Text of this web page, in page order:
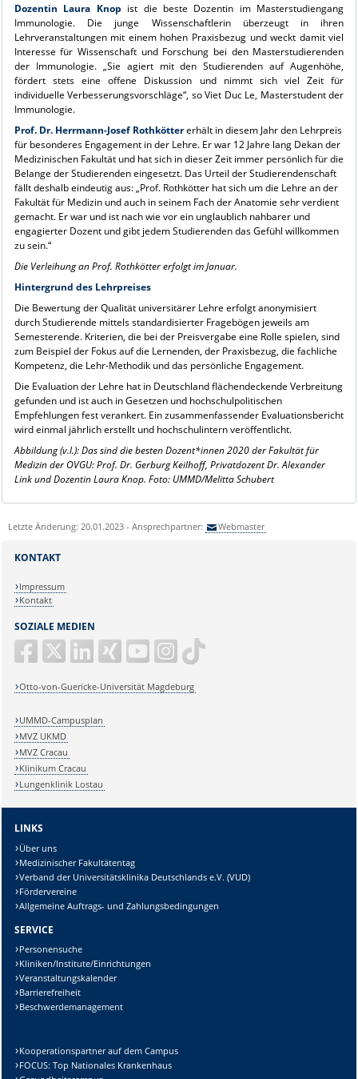
Dozentin Laura Knop ist die beste Dozentin im Masterstudiengang
Immunologie. Die junge Wissenschaftlerin überzeugt in ihren
Lehrveranstaltungen mit einem hohen Praxisbezug und weckt damit viel
Interesse für Wissenschaft und Forschung bei den Masterstudierenden
der Immunologie. „Sie agiert mit den Studierenden auf Augenhöhe,
fördert stets eine offene Diskussion und nimmt sich viel Zeit für
individuelle Verbesserungsvorschläge“, so Viet Duc Le, Masterstudent der
Immunologie.
Prof. Dr. Herrmann-Josef Rothköttererhält in diesem Jahr den Lehrpreis
für besonderes Engagement in der Lehre. Er war 12 Jahre lang Dekan der
Medizinischen Fakultät und hat sich in dieser Zeit immer persönlich für die
Belange der Studierenden eingesetzt. Das Urteil der Studierendenschaft
fällt deshalb eindeutig aus: „Prof. Rothkötter hat sich um die Lehre an der
Fakultät für Medizin und auch in seinem Fach der Anatomie sehr verdient
gemacht. Er war und ist nach wie vor ein unglaublich nahbarer und
engagierter Dozent und gibt jedem Studierenden das Gefühl willkommen
zu sein.“
Die Verleihung an Prof. Rothkötter erfolgt im Januar.
Hintergrund des Lehrpreises
Die Bewertung der Qualität universitärer Lehre erfolgt anonymisiert
durch Studierende mittels standardisierter Fragebögen jeweils am
Semesterende. Kriterien, die bei der Preisvergabe eine Rolle spielen, sind
zum Beispiel der Fokus auf die Lernenden, der Praxisbezug, die fachliche
Kompetenz, die Lehr-Methodik und das persönliche Engagement.
Die Evaluation der Lehre hat in Deutschland flächendeckende Verbreitung
gefunden und ist auch in Gesetzen und hochschulpolitischen
Empfehlungen fest verankert. Ein zusammenfassender Evaluationsbericht
wird einmal jährlich erstellt und hochschulintern veröffentlicht.
Abbildung (v.l.): Das sind die besten Dozent*innen 2020 der Fakultät für
Medizin der OVGU: Prof. Dr. Gerburg Keilhoff, Privatdozent Dr. Alexander
Link und Dozentin Laura Knop. Foto: UMMD/Melitta Schubert
Letzte Änderung: 20.01.2023 - Ansprechpartner: Webmaster
SOZIALE MEDIEN
Otto-von-Guericke-Universität Magdeburg
KONTAKT
Impressum
Kontakt
UMMD-Campusplan
MVZ UKMD
MVZ Cracau
Klinikum Cracau
Lungenklinik Lostau
LINKS
Über uns
Medizinischer Fakultätentag
Verband der Universitätsklinika Deutschlands e.V. (VUD)
Fördervereine
Allgemeine Auftrags- und Zahlungsbedingungen
SERVICE
Personensuche
Kliniken/Institute/Einrichtungen
Veranstaltungskalender
Barrierefreiheit
Beschwerdemanagement
Kooperationspartner auf dem Campus
FOCUS: Top Nationales Krankenhaus